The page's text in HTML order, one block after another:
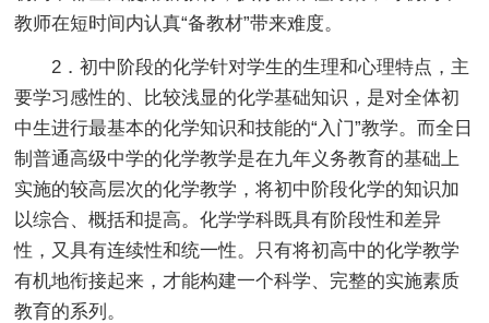
教师在短时间内认真“备教材”带来难度。
2．初中阶段的化学针对学生的生理和心理特点，主
要学习感性的、比较浅显的化学基础知识，是对全体初
中生进行最基本的化学知识和技能的“入门”教学。而全日
制普通高级中学的化学教学是在九年义务教育的基础上
实施的较高层次的化学教学，将初中阶段化学的知识加
以综合、概括和提高。化学学科既具有阶段性和差异
性，又具有连续性和统一性。只有将初高中的化学教学
有机地衔接起来，才能构建一个科学、完整的实施素质
教育的系列。